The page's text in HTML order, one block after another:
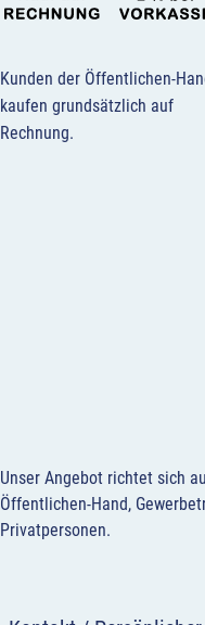
Kunden der Öffentlichen-
kaufen grundsätzlich auf
Rechnung.
Unser Angebot richtet sich
Öffentlichen-Hand,
Privatpersonen.